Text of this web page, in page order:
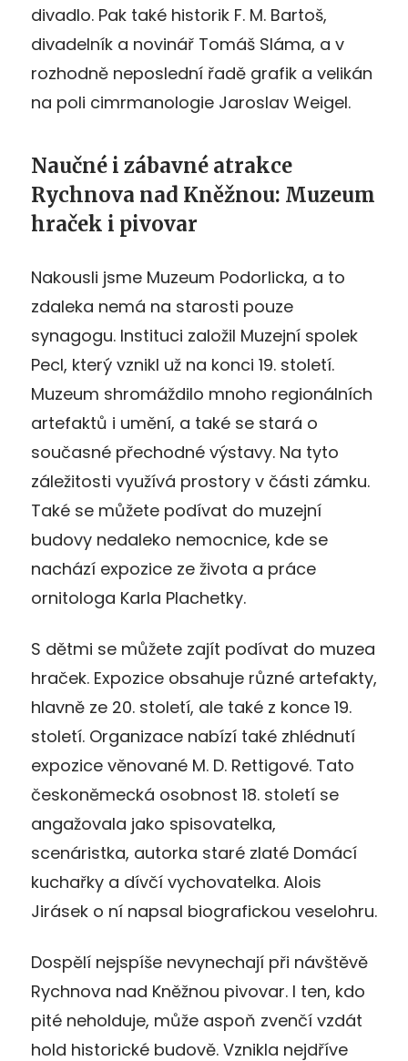
divadlo. Pak také historik F. M. Bartoš,
divadelník a novinář Tomáš Sláma, a v
rozhodně neposlední řadě grafik a velikán
na poli cimrmanologie Jaroslav Weigel.
Naučné i zábavné atrakce
Rychnova nad Kněžnou: Muzeum
hraček i pivovar
Nakousli jsme Muzeum Podorlicka, a to
zdaleka nemá na starosti pouze
synagogu. Instituci založil Muzejní spolek
Pecl, který vznikl už na konci 19. století.
Muzeum shromáždilo mnoho regionálních
artefaktů i umění, a také se stará o
současné přechodné výstavy. Na tyto
záležitosti využívá prostory v části zámku.
Také se můžete podívat do muzejní
budovy nedaleko nemocnice, kde se
nachází expozice ze života a práce
ornitologa Karla Plachetky.
S dětmi se můžete zajít podívat do muzea
hraček. Expozice obsahuje různé artefakty,
hlavně ze 20. století, ale také z konce 19.
století. Organizace nabízí také zhlédnutí
expozice věnované M. D. Rettigové. Tato
českoněmecká osobnost 18. století se
angažovala jako spisovatelka,
scenáristka, autorka staré zlaté Domácí
kuchařky a dívčí vychovatelka. Alois
Jirásek o ní napsal biografickou veselohru.
Dospělí nejspíše nevynechají při návštěvě
Rychnova nad Kněžnou pivovar. I ten, kdo
pité neholduje, může aspoň zvenčí vzdát
hold historické budově. Vznikla nejdříve